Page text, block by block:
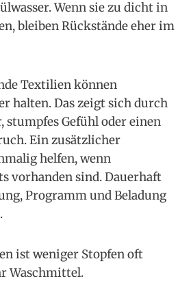
Wenn sie zu dicht in
bleiben Rückstände eher im
Textilien können
halten. Das zeigt sich durch
stumpfes Gefühl oder einen
Ein zusätzlicher
helfen, wenn
vorhanden sind. Dauerhaft
Programm und Beladung
ist weniger Stopfen oft
Waschmittel.